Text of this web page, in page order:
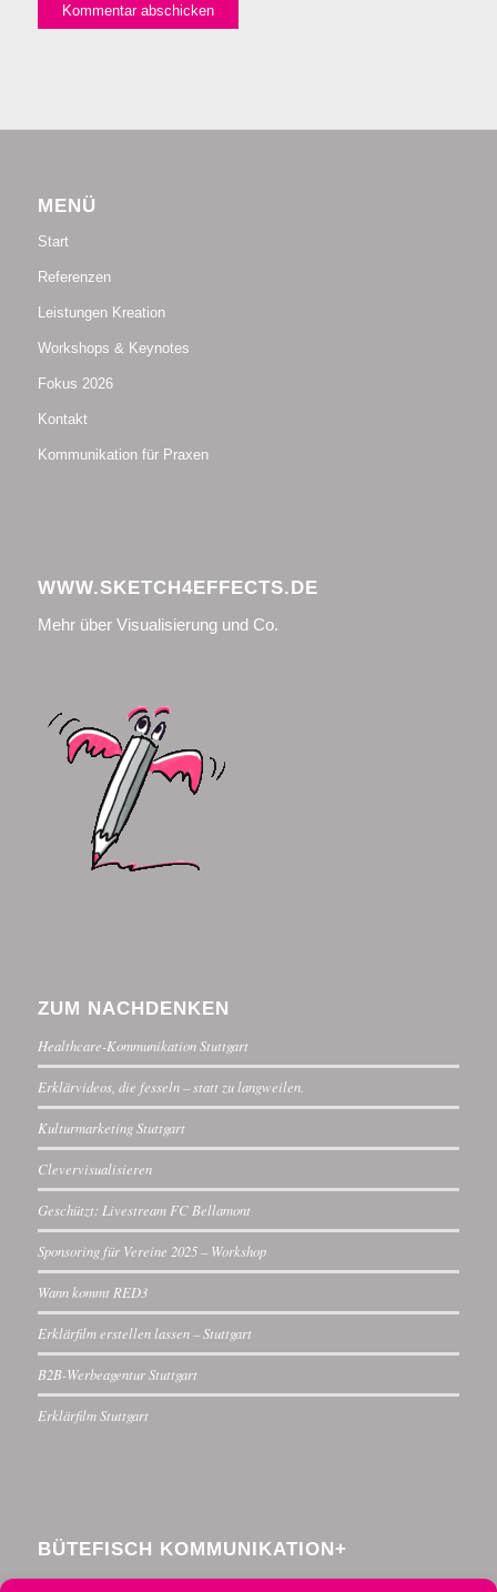
MENÜ
Start
Referenzen
Leistungen Kreation
Workshops & Keynotes
Fokus 2026
Kontakt
Kommunikation für Praxen
WWW.SKETCH4EFFECTS.DE
Mehr über Visualisierung und Co.
ZUM NACHDENKEN
Healthcare-Kommunikation Stuttgart
Erklärvideos, die fesseln – statt zu langweilen.
Kulturmarketing Stuttgart
Clevervisualisieren
Geschützt: Livestream FC Bellamont
Sponsoring für Vereine 2025 – Workshop
Wann kommt RED3
Erklärfilm erstellen lassen – Stuttgart
B2B-Werbeagentur Stuttgart
Erklärfilm Stuttgart
BÜTEFISCH KOMMUNIKATION+
Menzelstraße 30